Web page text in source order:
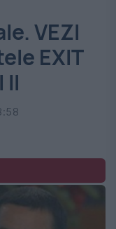
VEZI
EXIT
II